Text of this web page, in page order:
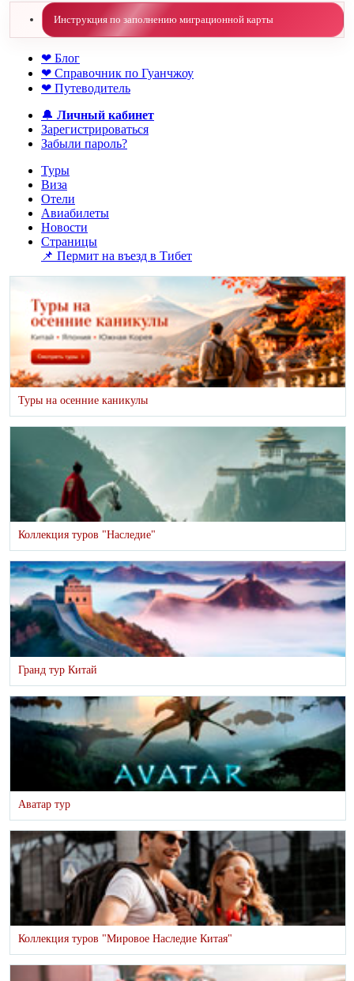
Инструкция по заполнению миграционной карты
❤ Блог
❤ Справочник по Гуанчжоу
❤ Путеводитель
🔔 Личный кабинет
Зарегистрироваться
Забыли пароль?
Туры
Виза
Отели
Авиабилеты
Новости
Страницы
📌 Пермит на въезд в Тибет
Туры на осенние каникулы
Коллекция туров "Наследие"
Гранд тур Китай
Аватар тур
Коллекция туров "Мировое Наследие Китая"